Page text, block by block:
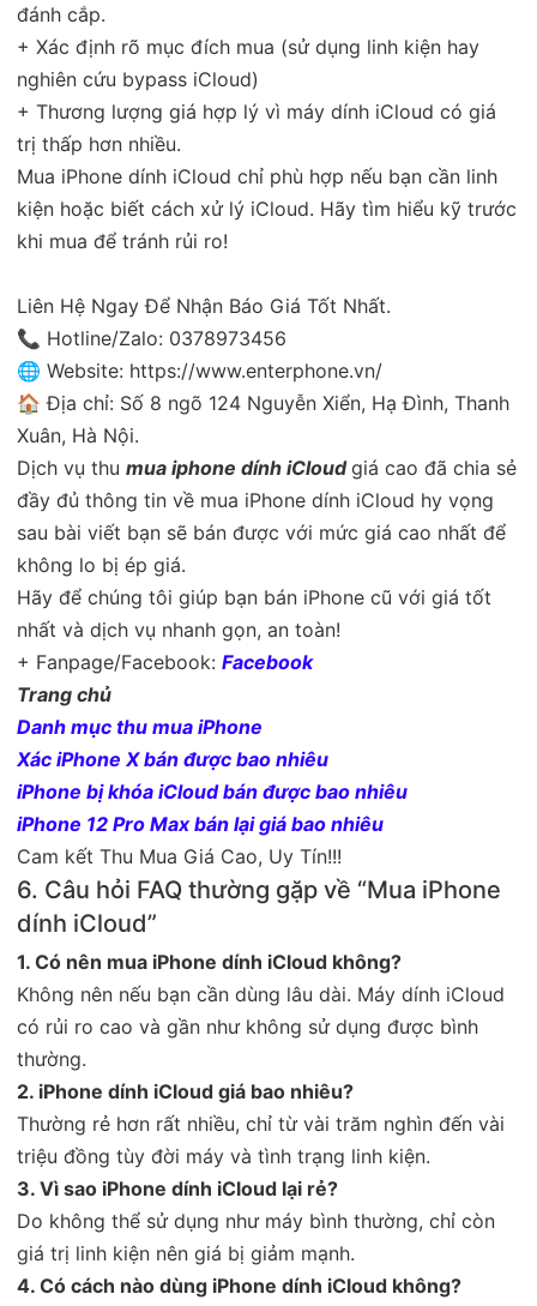
đánh cắp.
+ Xác định rõ mục đích mua (sử dụng linh kiện hay
nghiên cứu bypass iCloud)
+ Thương lượng giá hợp lý vì máy dính iCloud có giá
trị thấp hơn nhiều.
Mua iPhone dính iCloud chỉ phù hợp nếu bạn cần linh
kiện hoặc biết cách xử lý iCloud. Hãy tìm hiểu kỹ trước
khi mua để tránh rủi ro!
Liên Hệ Ngay Để Nhận Báo Giá Tốt Nhất.
📞 Hotline/Zalo: 0378973456
🌐 Website: https://www.enterphone.vn/
🏠 Địa chỉ: Số 8 ngõ 124 Nguyễn Xiển, Hạ Đình, Thanh
Xuân, Hà Nội.
Dịch vụ thu mua iphone dính iCloudgiá cao đã chia sẻ
đầy đủ thông tin về mua iPhone dính iCloud hy vọng
sau bài viết bạn sẽ bán được với mức giá cao nhất để
không lo bị ép giá.
Hãy để chúng tôi giúp bạn bán iPhone cũ với giá tốt
nhất và dịch vụ nhanh gọn, an toàn!
+ Fanpage/Facebook: Facebook
Trang chủ
Danh mục thu mua iPhone
Xác iPhone X bán được bao nhiêu
iPhone bị khóa iCloud bán được bao nhiêu
iPhone 12 Pro Max bán lại giá bao nhiêu
Cam kết Thu Mua Giá Cao, Uy Tín!!!
6. Câu hỏi FAQ thường gặp về “Mua iPhone
dính iCloud”
1. Có nên mua iPhone dính iCloud không?
Không nên nếu bạn cần dùng lâu dài. Máy dính iCloud
có rủi ro cao và gần như không sử dụng được bình
thường.
2. iPhone dính iCloud giá bao nhiêu?
Thường rẻ hơn rất nhiều, chỉ từ vài trăm nghìn đến vài
triệu đồng tùy đời máy và tình trạng linh kiện.
3. Vì sao iPhone dính iCloud lại rẻ?
Do không thể sử dụng như máy bình thường, chỉ còn
giá trị linh kiện nên giá bị giảm mạnh.
4. Có cách nào dùng iPhone dính iCloud không?